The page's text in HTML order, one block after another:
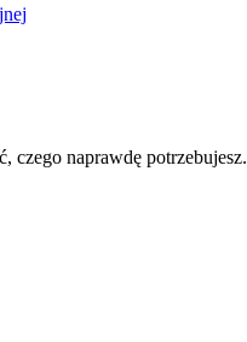
czego naprawdę potrzebujesz.